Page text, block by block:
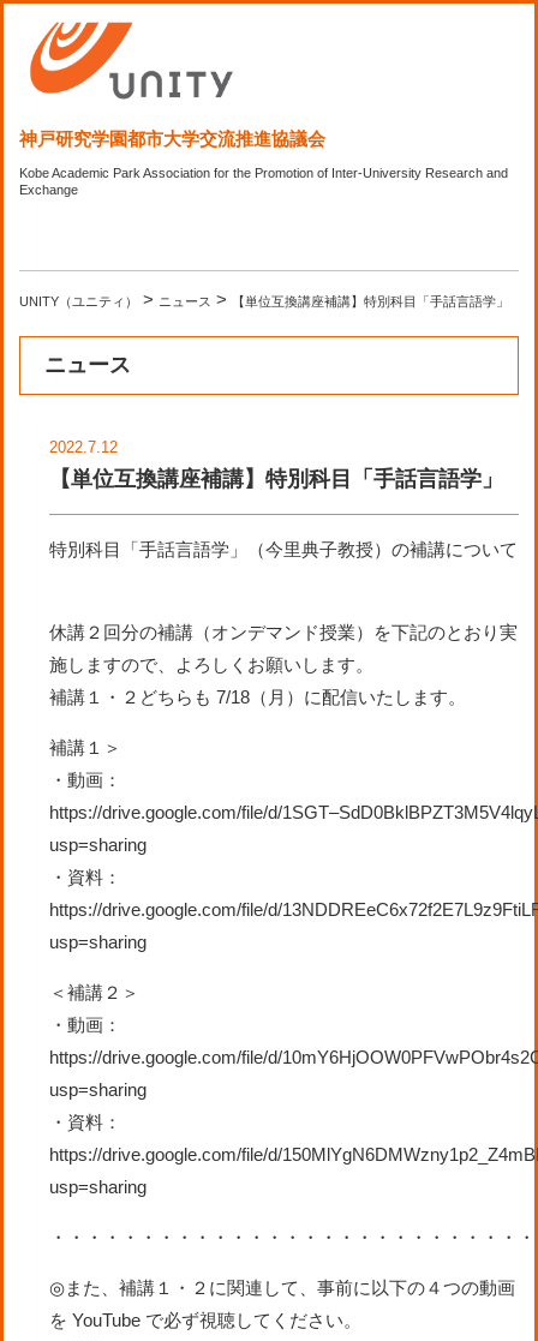
神戸研究学園都市大学交流推進協議会
Kobe Academic Park Association for the Promotion of Inter-University Research and
Exchange
UNITY（ユニティ） > ニュース > 【単位互換講座補講】特別科目「手話言語学」
ニュース
2022.7.12
【単位互換講座補講】特別科目「手話言語学」
特別科目「手話言語学」 （今里典子教授）の補講について
休講２回分の補講 （オンデマンド授業） を下記のとお り実
施し ますので、 よ ろ し くお願い し ます。
補講１・２ どち ら も 7/18 （ 月） に配信いた し ます。
補講１＞
・動画：
https://drive.google.com/file/d/1SGT–
usp=sharing
・ 資料：
https://drive.google.com/file/d/
usp=sharing
＜補講 ２ ＞
・動画：
https://drive.google.com/file/d/
usp=sharing
・ 資料：
https://drive.google.com/file/d/
usp=sharing
・・・・・・・・・・・・・・・・・・・・・・・・・・
◎また、補講１・２に関連して 、事前に 以下の４つの動画
を YouTube で必ず視聴して く ださい。